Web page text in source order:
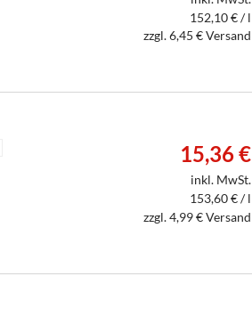
152,10 € / l
zzgl. 6,45 € Versand
15,36 €
inkl. MwSt.
153,60 € / l
zzgl. 4,99 € Versand